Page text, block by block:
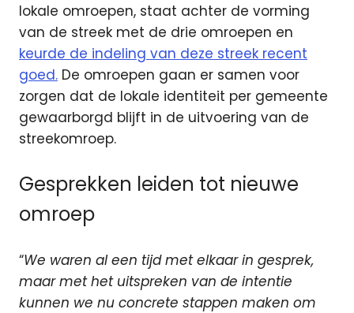
lokale omroepen, staat achter de vorming
van de streek met de drie omroepen en
keurde de indeling van deze streek recent
goed. De omroepen gaan er samen voor
zorgen dat de lokale identiteit per gemeente
gewaarborgd blijft in de uitvoering van de
streekomroep.
Gesprekken leiden tot nieuwe
omroep
“We waren al een tijd met elkaar in gesprek,
maar met het uitspreken van de intentie
kunnen we nu concrete stappen maken om